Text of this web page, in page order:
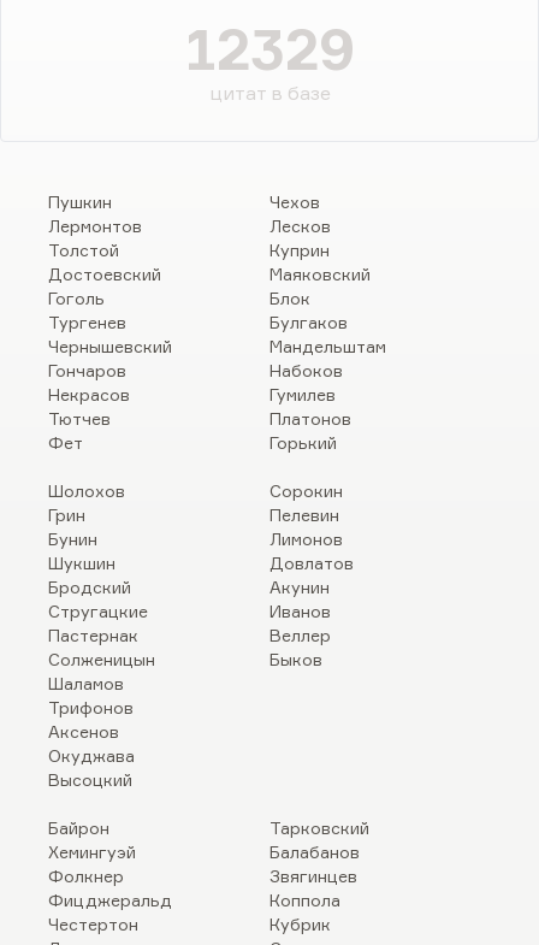
12329
цитат в базе
Пушкин
Лермонтов
Толстой
Достоевский
Гоголь
Тургенев
Чернышевский
Гончаров
Некрасов
Тютчев
Фет
Чехов
Лесков
Куприн
Маяковский
Блок
Булгаков
Мандельштам
Набоков
Гумилев
Платонов
Горький
Шолохов
Грин
Бунин
Шукшин
Бродский
Стругацкие
Пастернак
Солженицын
Шаламов
Трифонов
Аксенов
Окуджава
Высоцкий
Сорокин
Пелевин
Лимонов
Довлатов
Акунин
Иванов
Веллер
Быков
Байрон
Хемингуэй
Фолкнер
Фицджеральд
Честертон
Тарковский
Балабанов
Звягинцев
Коппола
Кубрик